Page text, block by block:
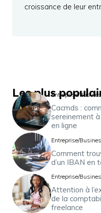
croissance de leur
Les plusEntreprise/
Cacmds :
sereinement
en ligne
Entreprise/
Comment
d’un IBAN en
Entreprise/
Attention à
de la
freelance